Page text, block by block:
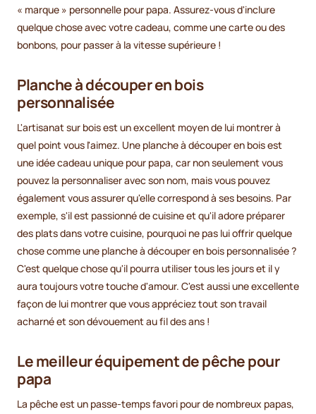
« marque » personnelle pour papa. Assurez-vous d'inclure
quelque chose avec votre cadeau, comme une carte ou des
bonbons, pour passer à la vitesse supérieure !
Planche à découper en bois
personnalisée
L'artisanat sur bois est un excellent moyen de lui montrer à
quel point vous l'aimez. Une planche à découper en bois est
une idée cadeau unique pour papa, car non seulement vous
pouvez la personnaliser avec son nom, mais vous pouvez
également vous assurer qu'elle correspond à ses besoins. Par
exemple, s'il est passionné de cuisine et qu'il adore préparer
des plats dans votre cuisine, pourquoi ne pas lui offrir quelque
chose comme une planche à découper en bois personnalisée ?
C'est quelque chose qu'il pourra utiliser tous les jours et il y
aura toujours votre touche d'amour. C'est aussi une excellente
façon de lui montrer que vous appréciez tout son travail
acharné et son dévouement au fil des ans !
Le meilleur équipement de pêche pour
papa
La pêche est un passe-temps favori pour de nombreux papas,